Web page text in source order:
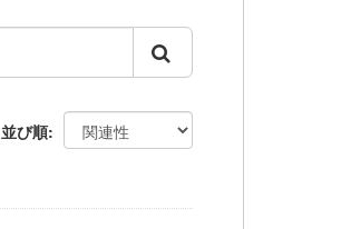
並び順